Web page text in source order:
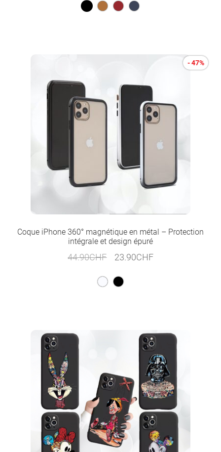
Coque iPhone 360° magnétique en métal – Protection
intégrale et design épuré
- 47%
44.90CHF
Le
initial
23.90CHFLe